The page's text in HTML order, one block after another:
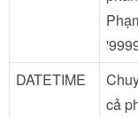
DATETIME
cả